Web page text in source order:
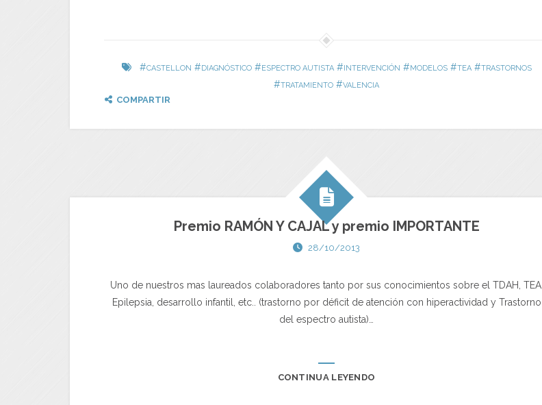
#CASTELLON #DIAGNÓSTICO#ESPECTRO AUTISTA#INTERVENCIÓN #MODELOS#TEA#TRASTORNOS
#TRATAMIENTO #VALENCIA
COMPARTIR
Premio RAMÓN Y CAJAL y premio IMPORTANTE
28/10/2013
Uno de nuestros mas laureados colaboradores tanto por sus conocimientos sobre el TDAH, TEA,
Epilepsia, desarrollo infantil, etc.. (trastorno por déficit de atención con hiperactividad y Trastorno
del espectro autista)…
CONTINUA LEYENDO